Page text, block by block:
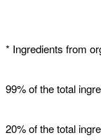
* Ingredients from
99% of the total
20% of the total